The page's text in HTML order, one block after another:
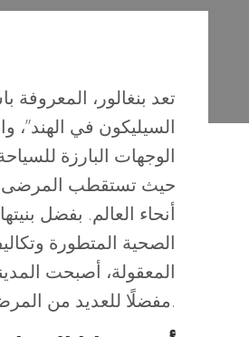
تعد بنغالور، المعروفة
السيليكون في الهند”،
الوجهات البارزة
حيث تستقطب المرضى
أنحاء العالم. بفضل
الصحية المتطورة
المعقولة، أصبحت
مفضلًا للعديد من المرضى.